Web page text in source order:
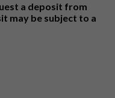
a deposit from
may be subject to a